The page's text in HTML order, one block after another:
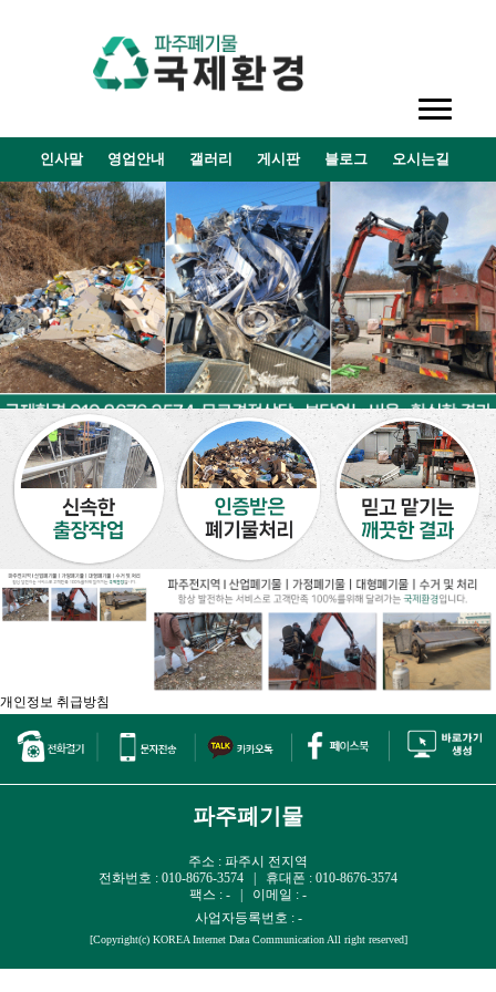
인사말 영업안내 갤러리 게시판 블로그 오시는길
0
1
2
개인정보 취급방침
파주폐기물
주소 : 파주시 전지역
전화번호 : 010-8676-3574 | 휴대폰 : 010-8676-3574
팩스 : - | 이메일 : -
사업자등록번호 : -
[Copyright(c) KOREA Internet Data Communication All right reserved]